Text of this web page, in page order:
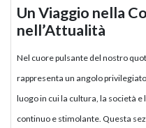
Un Viaggio nella
nell’Attualità
Nel cuore pulsante del nostro
rappresenta un angolo
luogo in cui la cultura, la società
continuo e stimolante. Questa